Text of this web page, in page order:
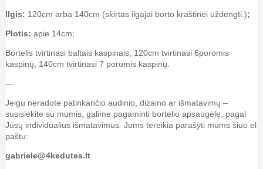
Ilgis: 120cm arba 140cm (skirtas ilgajai borto kraštinei uždengti.);
Plotis: apie 14cm;
Bortelis tvirtinasi baltais kaspinais, 120cm tvirtinasi 6poromis
kaspinų, 140cm tvirtinasi 7 poromis kaspinų.
---
Jeigu neradote patinkančio audinio, dizaino ar išmatavimų –
susisiekite su mumis, galime pagaminti bortelio apsaugėlę, pagal
Jūsų individualius išmatavimus Jums tereikia parašyti mums šiuo el
paštu:
gabriele@4kedutes.lt